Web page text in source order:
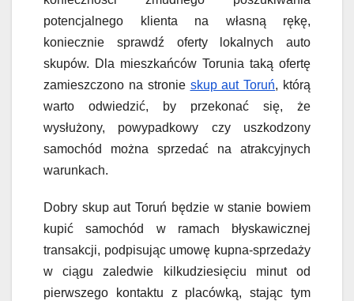
potencjalnego klienta na własną rękę,
koniecznie sprawdź oferty lokalnych auto
skupów. Dla mieszkańców Torunia taką ofertę
zamieszczono na stronie skup aut Toruń, którą
warto odwiedzić, by przekonać się, że
wysłużony, powypadkowy czy uszkodzony
samochód można sprzedać na atrakcyjnych
warunkach.
Dobry skup aut Toruń będzie w stanie bowiem
kupić samochód w ramach błyskawicznej
transakcji, podpisując umowę kupna-sprzedaży
w ciągu zaledwie kilkudziesięciu minut od
pierwszego kontaktu z placówką, stając tym